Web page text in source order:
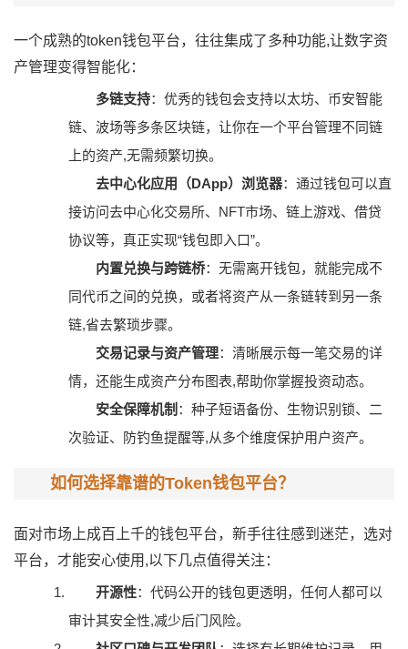
一个成熟的token钱包平台，往往集成了多种功能,让数字资
产管理变得智能化：
多链支持：优秀的钱包会支持以太坊、币安智能
链、波场等多条区块链，让你在一个平台管理不同链
上的资产,无需频繁切换。
去中心化应用（DApp）浏览器：通过钱包可以直
接访问去中心化交易所、NFT市场、链上游戏、借贷
协议等，真正实现“钱包即入口”。
内置兑换与跨链桥：无需离开钱包，就能完成不
同代币之间的兑换，或者将资产从一条链转到另一条
链,省去繁琐步骤。
交易记录与资产管理：清晰展示每一笔交易的详
情，还能生成资产分布图表,帮助你掌握投资动态。
安全保障机制 ：种子短语备份、生物识别锁、二
次验证、防钓鱼提醒等,从多个维度保护用户资产。
如何选择靠谱的Token钱包平台？
面对市场上成百上千的钱包平台，新手往往感到迷茫，选对
平台，才能安心使用,以下几点值得关注：
开源性：代码公开的钱包更透明，任何人都可以
审计其安全性,减少后门风险。